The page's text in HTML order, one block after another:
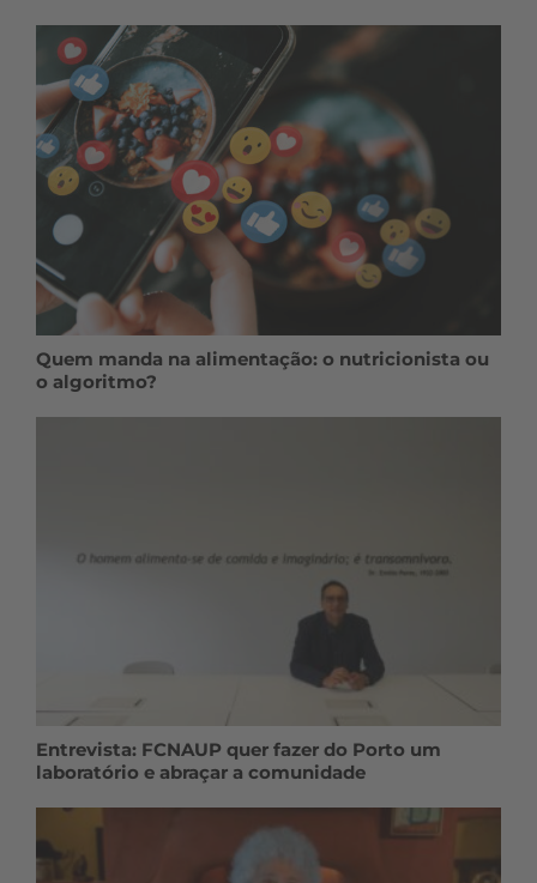
Quem manda na alimentação: o nutricionista ou
o algoritmo?
Entrevista: FCNAUP quer fazer do Porto um
laboratório e abraçar a comunidade